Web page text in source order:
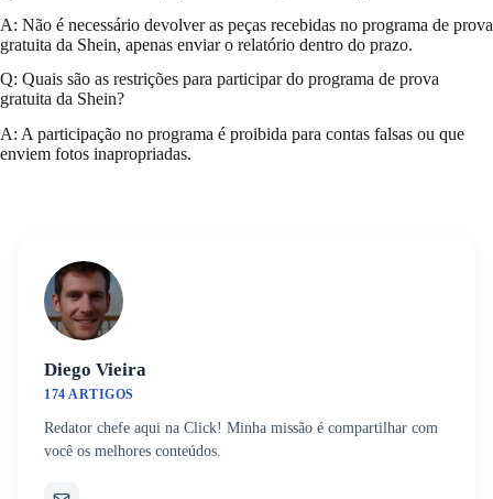
A: Não é necessário devolver as peças recebidas no programa de prova
gratuita da Shein, apenas enviar o relatório dentro do prazo.
Q: Quais são as restrições para participar do programa de prova
gratuita da Shein?
A: A participação no programa é proibida para contas falsas ou que
enviem fotos inapropriadas.
Diego Vieira
174 ARTIGOS
Redator chefe aqui na Click! Minha missão é compartilhar com
você os melhores conteúdos.